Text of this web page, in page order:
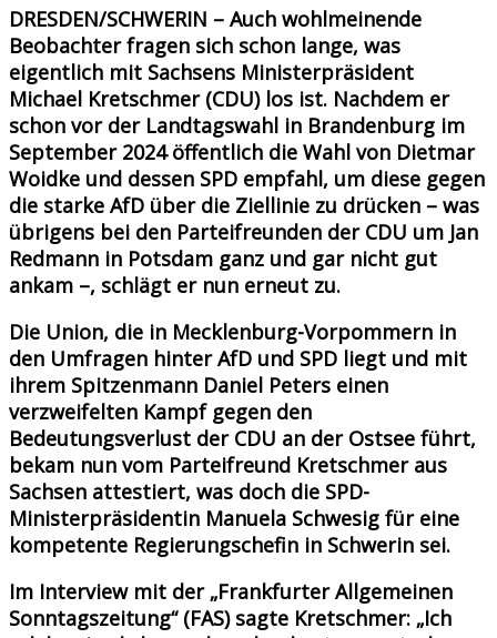
DRESDEN/SCHWERIN – Auch wohlmeinende
Beobachter fragen sich schon lange, was
eigentlich mit Sachsens Ministerpräsident
Michael Kretschmer (CDU) los ist. Nachdem er
schon vor der Landtagswahl in Brandenburg im
September 2024 öffentlich die Wahl von Dietmar
Woidke und dessen SPD empfahl, um diese gegen
die starke AfD über die Ziellinie zu drücken – was
übrigens bei den Parteifreunden der CDU um Jan
Redmann in Potsdam ganz und gar nicht gut
ankam –, schlägt er nun erneut zu.
Die Union, die in Mecklenburg-Vorpommern in
den Umfragen hinter AfD und SPD liegt und mit
ihrem Spitzenmann Daniel Peters einen
verzweifelten Kampf gegen den
Bedeutungsverlust der CDU an der Ostsee führt,
bekam nun vom Parteifreund Kretschmer aus
Sachsen attestiert, was doch die SPD-
Ministerpräsidentin Manuela Schwesig für eine
kompetente Regierungschefin in Schwerin sei.
Im Interview mit der „Frankfurter Allgemeinen
Sonntagszeitung“ (FAS) sagte Kretschmer: „Ich